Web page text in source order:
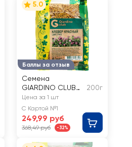
Баллы за отзыв
5.0
Семена
GIARDINO CLUB
Клевер красный
200г
Цена за 1 шт
С Картой №1
249,99 руб
368,49 руб -32%